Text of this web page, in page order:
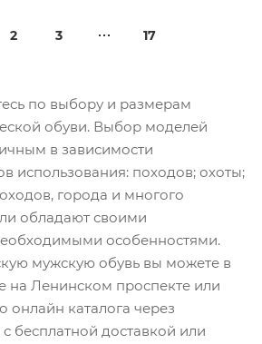
2 3 17
по выбору и размерам
обуви. Выбор моделей
в зависимости
использования: походов; охоты;
города и многого
обладают своими
особенностями.
мужскую обувь вы можете в
на Ленинском проспекте или
онлайн каталога через
бесплатной доставкой или